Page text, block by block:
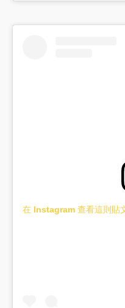
在 Instagram 查看這則貼